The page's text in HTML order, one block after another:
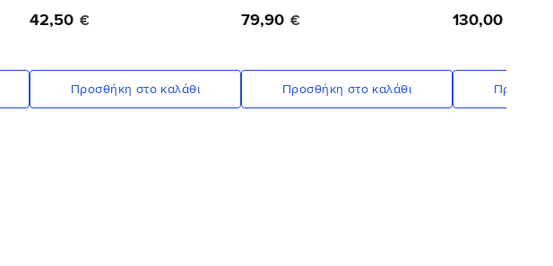
42,50 €
Προσθήκη στο καλάθι
79,90 €
Προσθήκη στο καλάθι
130,00